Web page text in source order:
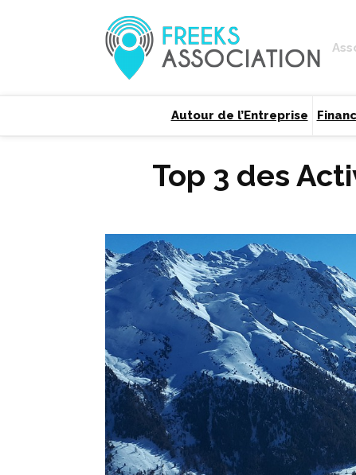
Autour de l’Entreprise
Top 3 des